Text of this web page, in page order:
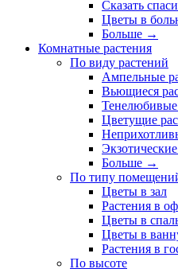
Сказать
Цветы в
Больше →
Комнатные растения
По виду растений
Ампельные
Вьющиеся
Тенелюбивые
Цветущие
Больше →
По типу
Цветы в зал
Растения в
Цветы в
Цветы в
Растения в
По высоте